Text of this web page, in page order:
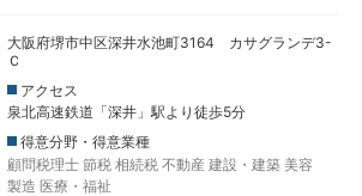
大阪府堺市中区深井水池町3164 カサグランデ3-
Ｃ
アクセス
泉北高速鉄道「深井」駅より徒歩5分
得意分野・得意業種
顧問税理士 節税 相続税 不動産 建設・建築 美容
製造 医療・福祉